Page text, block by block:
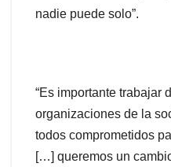
nadie puede solo”.
“Es importante trabajar
organizaciones de la
todos comprometidos
[…] queremos un